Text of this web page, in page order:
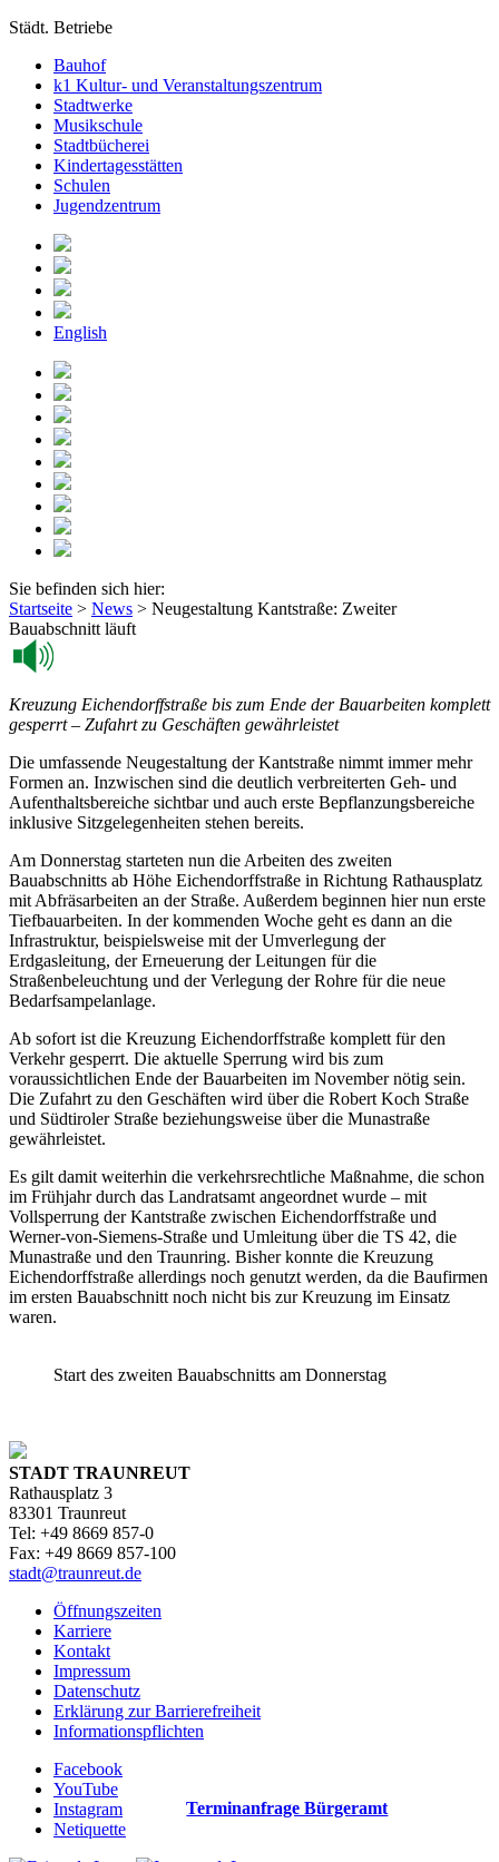
Städt. Betriebe
Bauhof
k1 Kultur- und Veranstaltungszentrum
Stadtwerke
Musikschule
Stadtbücherei
Kindertagesstätten
Schulen
Jugendzentrum
English
Sie befinden sich hier:
Startseite > News > Neugestaltung Kantstraße: Zweiter
Bauabschnitt läuft
Kreuzung Eichendorffstraße bis zum Ende der Bauarbeiten komplett
gesperrt – Zufahrt zu Geschäften gewährleistet
Die umfassende Neugestaltung der Kantstraße nimmt immer mehr
Formen an. Inzwischen sind die deutlich verbreiterten Geh- und
Aufenthaltsbereiche sichtbar und auch erste Bepflanzungsbereiche
inklusive Sitzgelegenheiten stehen bereits.
Am Donnerstag starteten nun die Arbeiten des zweiten
Bauabschnitts ab Höhe Eichendorffstraße in Richtung Rathausplatz
mit Abfräsarbeiten an der Straße. Außerdem beginnen hier nun erste
Tiefbauarbeiten. In der kommenden Woche geht es dann an die
Infrastruktur, beispielsweise mit der Umverlegung der
Erdgasleitung, der Erneuerung der Leitungen für die
Straßenbeleuchtung und der Verlegung der Rohre für die neue
Bedarfsampelanlage.
Ab sofort ist die Kreuzung Eichendorffstraße komplett für den
Verkehr gesperrt. Die aktuelle Sperrung wird bis zum
voraussichtlichen Ende der Bauarbeiten im November nötig sein.
Die Zufahrt zu den Geschäften wird über die Robert Koch Straße
und Südtiroler Straße beziehungsweise über die Munastraße
gewährleistet.
Es gilt damit weiterhin die verkehrsrechtliche Maßnahme, die schon
im Frühjahr durch das Landratsamt angeordnet wurde – mit
Vollsperrung der Kantstraße zwischen Eichendorffstraße und
Werner-von-Siemens-Straße und Umleitung über die TS 42, die
Munastraße und den Traunring. Bisher konnte die Kreuzung
Eichendorffstraße allerdings noch genutzt werden, da die Baufirmen
im ersten Bauabschnitt noch nicht bis zur Kreuzung im Einsatz
waren.
Start des zweiten Bauabschnitts am Donnerstag
STADT TRAUNREUT
Rathausplatz 3
83301 Traunreut
Tel: +49 8669 857-0
Fax: +49 8669 857-100
stadt@traunreut.de
Öffnungszeiten
Karriere
Kontakt
Impressum
Datenschutz
Erklärung zur Barrierefreiheit
Informationspflichten
Facebook
YouTube
Instagram
Netiquette
Terminanfrage Bürgeramt